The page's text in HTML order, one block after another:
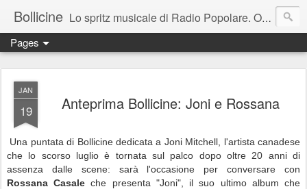
Bollicine Lo spritz musicale di Radio Popolare. Ogni domenica dalle 16.30 alle 17.30
Pages
JAN
19 Anteprima Bollicine: Joni e Rossana
Una puntata di Bollicine dedicata a Joni Mitchell, l'artista canadese
che lo scorso luglio è tornata sul palco dopo oltre 20 anni di
assenza dalle scene: sarà l'occasione per conversare con
Rossana Casale che presenta "Joni", il suo ultimo album che